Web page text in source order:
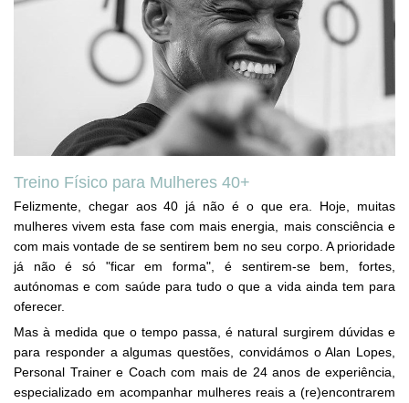
Treino Físico para Mulheres 40+
Felizmente, chegar aos 40 já não é o que era. Hoje, muitas
mulheres vivem esta fase com mais energia, mais consciência e
com mais vontade de se sentirem bem no seu corpo. A prioridade
já não é só "ficar em forma", é sentirem-se bem, fortes,
autónomas e com saúde para tudo o que a vida ainda tem para
oferecer.
Mas à medida que o tempo passa, é natural surgirem dúvidas e
para responder a algumas questões, convidámos oAlan Lopes,
Personal Trainer e Coach com mais de 24 anos de experiência,
especializado em acompanhar mulheres reais a (re)encontrarem